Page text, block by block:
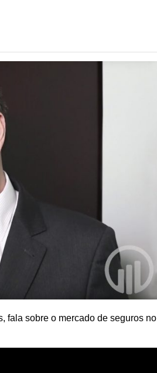
fala sobre o mercado de seguros no